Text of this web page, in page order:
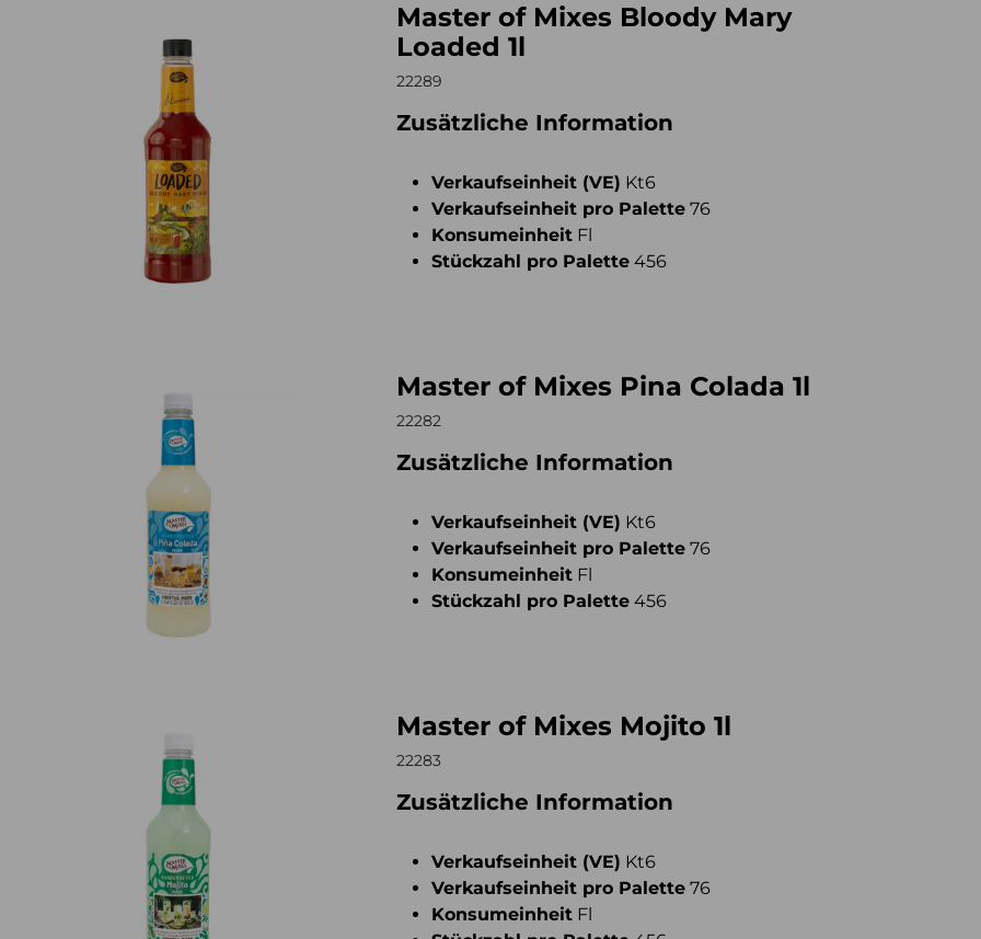
Master of Mixes Bloody Mary
Loaded 1l
22289
Zusätzliche Information
Verkaufseinheit (VE) Kt6
Verkaufseinheit pro Palette 76
Konsumeinheit Fl
Stückzahl pro Palette 456
Master of Mixes Pina Colada 1l
22282
Zusätzliche Information
Verkaufseinheit (VE) Kt6
Verkaufseinheit pro Palette 76
Konsumeinheit Fl
Stückzahl pro Palette 456
Master of Mixes Mojito 1l
22283
Zusätzliche Information
Verkaufseinheit (VE) Kt6
Verkaufseinheit pro Palette 76
Konsumeinheit Fl